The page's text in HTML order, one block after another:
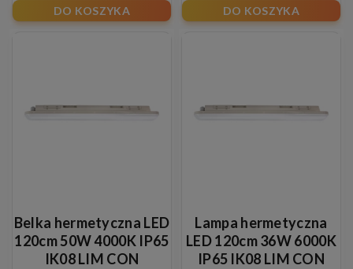
DO KOSZYKA DO KOSZYKA
Belka hermetyczna LED
120cm 50W 4000K IP65
IK08 LIM CON
Lampa hermetyczna
LED 120cm 36W 6000K
IP65 IK08 LIM CON